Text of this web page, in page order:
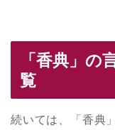
「香典」の
覧
続いては、「香典